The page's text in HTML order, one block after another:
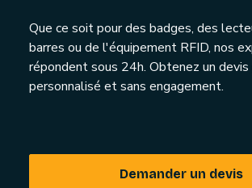
Que ce soit pour des badges, des
barres ou de l'équipement RFID, nos
répondent sous 24h. Obtenez un
personnalisé et sans engagement.
Demander un devis